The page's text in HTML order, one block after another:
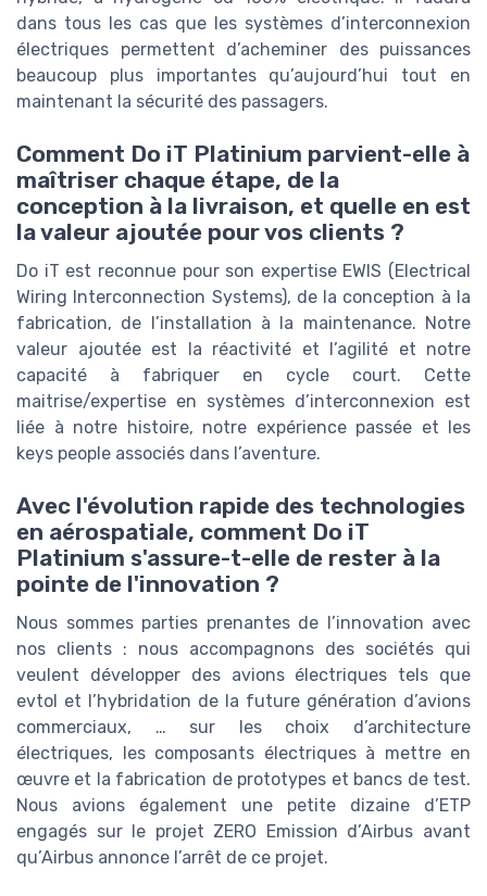
dans tous les cas que les systèmes d’interconnexion
électriques permettent d’acheminer des puissances
beaucoup plus importantes qu’aujourd’hui tout en
maintenant la sécurité des passagers.
Comment Do iT Platinium parvient-elle à
maîtriser chaque étape, de la
conception à la livraison, et quelle en est
la valeur ajoutée pour vos clients ?
Do iT est reconnue pour son expertise EWIS (Electrical
Wiring Interconnection Systems), de la conception à la
fabrication, de l’installation à la maintenance. Notre
valeur ajoutée est la réactivité et l’agilité et notre
capacité à fabriquer en cycle court. Cette
maitrise/expertise en systèmes d’interconnexion est
liée à notre histoire, notre expérience passée et les
keys people associés dans l’aventure.
Avec l'évolution rapide des technologies
en aérospatiale, comment Do iT
Platinium s'assure-t-elle de rester à la
pointe de l'innovation ?
Nous sommes parties prenantes de l’innovation avec
nos clients : nous accompagnons des sociétés qui
veulent développer des avions électriques tels que
evtol et l’hybridation de la future génération d’avions
commerciaux, … sur les choix d’architecture
électriques, les composants électriques à mettre en
œuvre et la fabrication de prototypes et bancs de test.
Nous avions également une petite dizaine d’ETP
engagés sur le projet ZERO Emission d’Airbus avant
qu’Airbus annonce l’arrêt de ce projet.